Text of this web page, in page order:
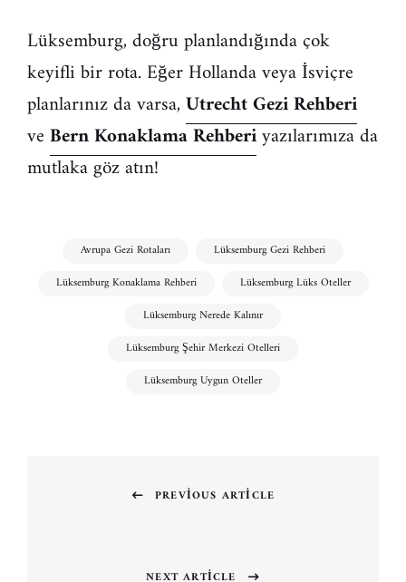
Lüksemburg, doğru planlandığında çok
keyifli bir rota. Eğer Hollanda veya İsviçre
planlarınız da varsa,Utrecht Gezi Rehberi
veBern Konaklama Rehberiyazılarımıza da
mutlaka göz atın!
Avrupa Gezi Rotaları
Lüksemburg Gezi Rehberi
Lüksemburg Konaklama Rehberi
Lüksemburg Lüks Oteller
Lüksemburg Nerede Kalınır
Lüksemburg Şehir Merkezi Otelleri
Lüksemburg Uygun Oteller
PREVIOUS ARTICLE
NEXT ARTICLE